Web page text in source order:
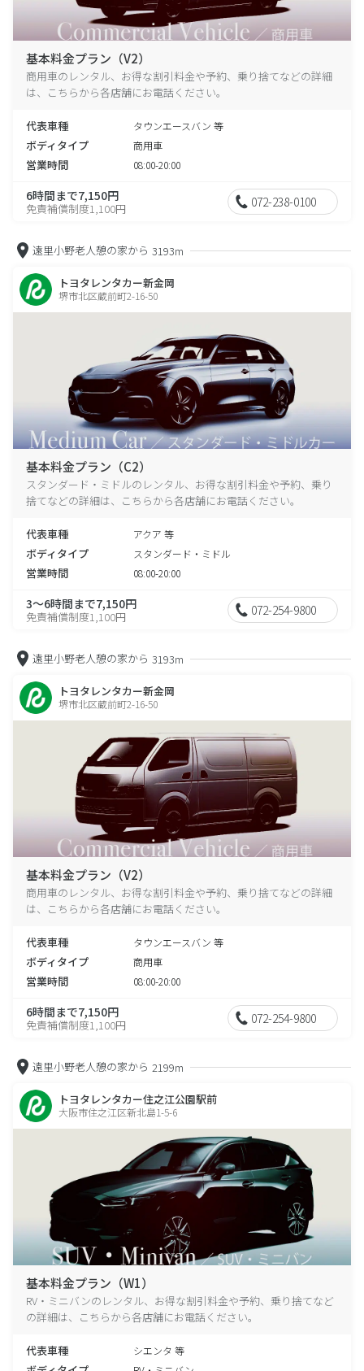
基本料金プラン（V2）
商用車のレンタル、お得な割引料金や予約、乗り捨てなどの詳細
は、こちらから各店舗にお電話ください。
代表車種 タウンエースバン 等
ボディタイプ 商用車
営業時間 08:00-20:00
6時間まで7,150円
免責補償制度1,100円 072-238-0100
遠里小野老人憩の家から 3193m
トヨタレンタカー新金岡
堺市北区蔵前町2-16-50
基本料金プラン（C2）
スタンダード・ミドルのレンタル、お得な割引料金や予約、乗り
捨てなどの詳細は、こちらから各店舗にお電話ください。
代表車種 アクア 等
ボディタイプ スタンダード・ミドル
営業時間 08:00-20:00
3～6時間まで7,150円
免責補償制度1,100円 072-254-9800
遠里小野老人憩の家から 3193m
トヨタレンタカー新金岡
堺市北区蔵前町2-16-50
基本料金プラン（V2）
商用車のレンタル、お得な割引料金や予約、乗り捨てなどの詳細
は、こちらから各店舗にお電話ください。
代表車種 タウンエースバン 等
ボディタイプ 商用車
営業時間 08:00-20:00
6時間まで7,150円
免責補償制度1,100円 072-254-9800
遠里小野老人憩の家から 2199m
トヨタレンタカー住之江公園駅前
大阪市住之江区新北島1-5-6
基本料金プラン（W1）
RV・ミニバンのレンタル、お得な割引料金や予約、乗り捨てなど
の詳細は、こちらから各店舗にお電話ください。
代表車種 シエンタ 等